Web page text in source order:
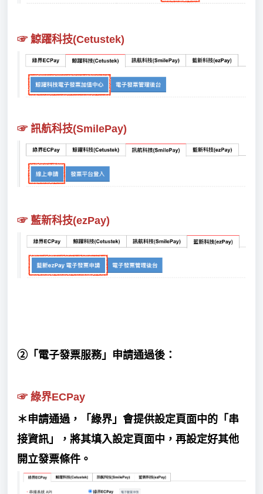
☞ 鯨躍科技(Cetustek)
☞ 訊航科技(SmilePay)
☞ 藍新科技(ezPay)
②「電子發票服務」申請通過後：
☞ 綠界ECPay
＊申請通過，「綠界」會提供設定頁面中的「串
接資訊」，將其填入設定頁面中，再設定好其他
開立發票條件 。